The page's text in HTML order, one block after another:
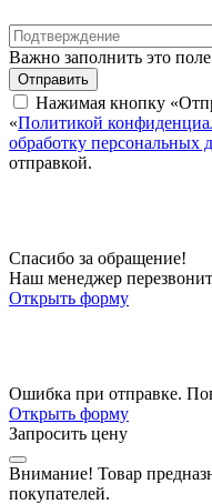
Важно заполнить это
Отправить
Нажимая кнопку
«Политикой
обработку персональных
отправкой.
Спасибо за обращение!
Наш менеджер
Открыть форму
Ошибка при отправке.
Открыть форму
Запросить цену
Внимание! Товар
покупателей.